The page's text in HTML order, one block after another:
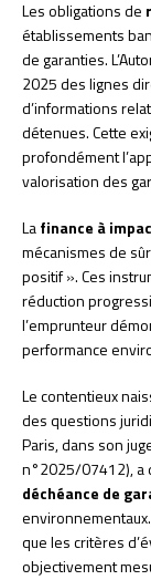
Les obligations de
établissements
de garanties.
2025 des lignes
d’informations
détenues. Cette
profondément
valorisation des
Lafinance à
mécanismes de
positif ». Ces
réduction
l’emprunteur
performance
Le contentieux
des questions
Paris, dans son
n°2025/07412), a
déchéance de
que les critères
objectivement